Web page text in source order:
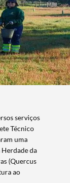
serviços
Técnico
uma
da
(Quercus
ao